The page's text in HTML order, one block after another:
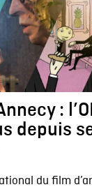
:
depuis
du film